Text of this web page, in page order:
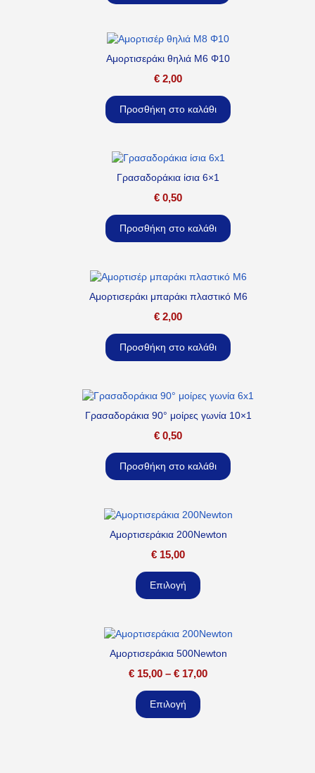
Αμορτισεράκι θηλιά M6 Φ10
€ 2,00
Προσθήκη στο καλάθι
Γρασαδοράκια ίσια 6×1
€ 0,50
Προσθήκη στο καλάθι
Αμορτισεράκι μπαράκι πλαστικό M6
€ 2,00
Προσθήκη στο καλάθι
Γρασαδοράκια 90° μοίρες γωνία 10×1
€ 0,50
Προσθήκη στο καλάθι
Αμορτισεράκια 200Newton
€ 15,00
Επιλογή
Αμορτισεράκια 500Newton
€ 15,00 – € 17,00
Επιλογή